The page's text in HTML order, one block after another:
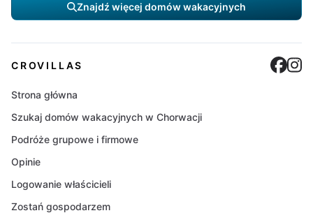
Znajdź więcej domów wakacyjnych
CROVILLAS
Strona główna
Szukaj domów wakacyjnych w Chorwacji
Podróże grupowe i firmowe
Opinie
Logowanie właścicieli
Zostań gospodarzem